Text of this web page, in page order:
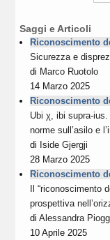
Saggi e Articoli
Riconoscimento
Sicurezza e
di Marco Ruotolo
14 Marzo 2025
Riconoscimento
Ubi χ, ibi supra-
norme sull’asilo e
di Iside Gjergji
28 Marzo 2025
Riconoscimento
Il “riconoscimento
prospettiva
diAlessandra
10 Aprile 2025